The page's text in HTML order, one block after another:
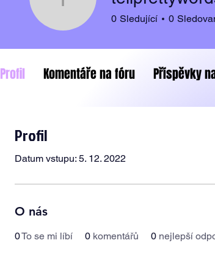
Profil
Datum vstupu: 5. 12. 2022
O nás
0To se mi líbí 0 komentářů 0 nejlepší
tellprettywords
0 Sledující 0
Profil Komentáře na fóru Příspěvky